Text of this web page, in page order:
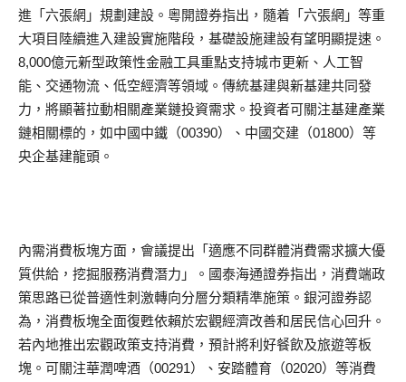
進「六張網」規劃建設。粵開證券指出，隨着「六張網」等重
大項目陸續進入建設實施階段，基礎設施建設有望明顯提速。
8,000億元新型政策性金融工具重點支持城市更新、人工智
能、交通物流、低空經濟等領域。傳統基建與新基建共同發
力，將顯著拉動相關產業鏈投資需求。投資者可關注基建產業
鏈相關標的，如中國中鐵（00390）、中國交建（01800）等
央企基建龍頭。
內需消費板塊方面，會議提出「適應不同群體消費需求擴大優
質供給，挖掘服務消費潛力」。國泰海通證券指出，消費端政
策思路已從普適性刺激轉向分層分類精準施策。銀河證券認
為，消費板塊全面復甦依賴於宏觀經濟改善和居民信心回升。
若內地推出宏觀政策支持消費，預計將利好餐飲及旅遊等板
塊。可關注華潤啤酒（00291）、安踏體育（02020）等消費